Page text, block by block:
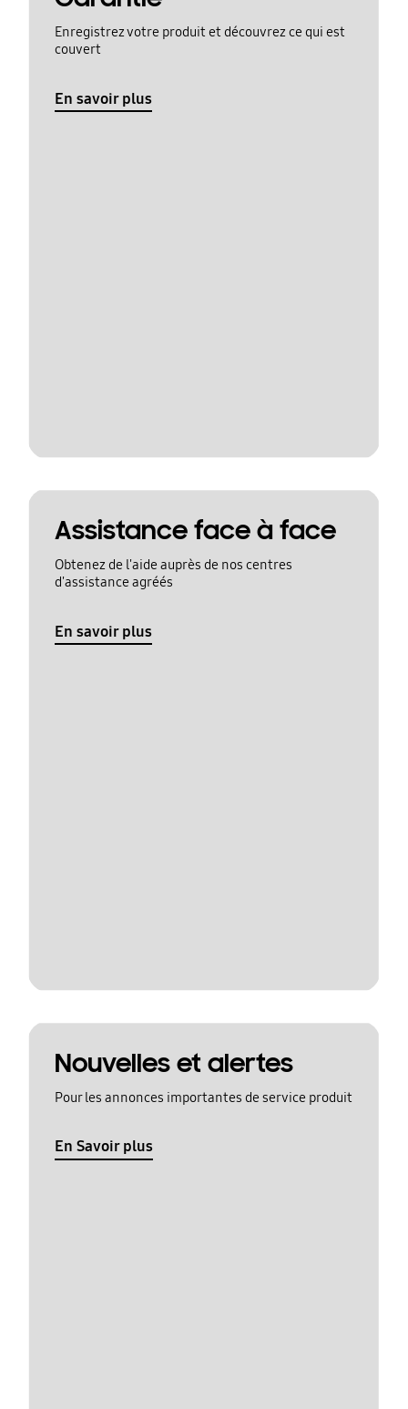
Enregistrez votre produit et découvrez ce qui est
couvert
En savoir plus
Assistance face à face
Obtenez de l'aide auprès de nos centres
d'assistance agréés
En savoir plus
Nouvelles et alertes
Pour les annonces importantes de service produit
En Savoir plus